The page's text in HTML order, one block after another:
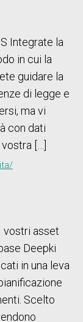
Integrate la
in cui la
guidare la
di legge e
ma vi
con dati
[…]
vostri asset
Deepki
in una leva
Scelto